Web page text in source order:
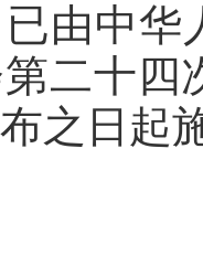
由中
二十四
之日起